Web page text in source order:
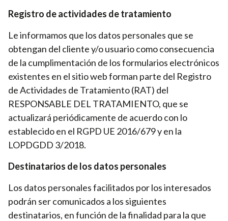
Registro de actividades de tratamiento
Le informamos que los datos personales que se
obtengan del cliente y/o usuario como consecuencia
de la cumplimentación de los formularios electrónicos
existentes en el sitio web forman parte del Registro
de Actividades de Tratamiento (RAT) del
RESPONSABLE DEL TRATAMIENTO, que se
actualizará periódicamente de acuerdo con lo
establecido en el RGPD UE 2016/679 y en la
LOPDGDD 3/2018.
Destinatarios de los datos personales
Los datos personales facilitados por los interesados
podrán ser comunicados a los siguientes
destinatarios, en función de la finalidad para la que